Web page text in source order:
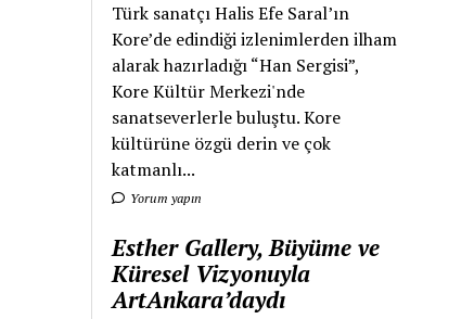
Türk sanatçı Halis Efe Saral’ın
Kore’de edindiği izlenimlerden ilham
alarak hazırladığı “Han Sergisi”,
Kore Kültür Merkezi'nde
sanatseverlerle buluştu. Kore
kültürüne özgü derin ve çok
katmanlı...
Yorum yapın
Esther Gallery, Büyüme ve
Küresel Vizyonuyla
ArtAnkara’daydı